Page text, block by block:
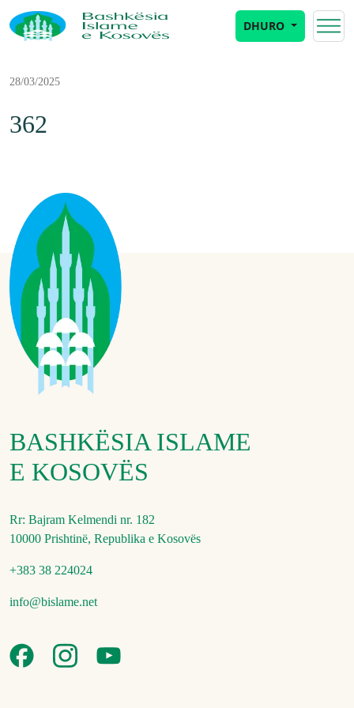
DHURO
28/03/2025
362
BASHKËSIA ISLAME
E KOSOVËS
Rr: Bajram Kelmendi nr. 182
10000 Prishtinë, Republika e Kosovës
+383 38 224024
info@bislame.net